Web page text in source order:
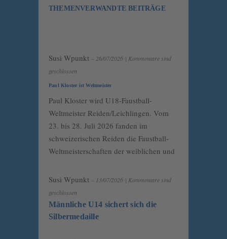
THEMENVERWANDTE BEITRÄGE
Susi Wpunkt – 26/07/2026 | Kommentare sind
geschlossen
Paul Kloster ist Weltmeister
Paul Kloster wird U18-Faustball-
Weltmeister Reiden/Leichlingen. Vom
23. bis 28. Juli 2026 fanden im
schweizerischen Reiden die Faustball-
Weltmeisterschaften der weiblichen und
Susi Wpunkt – 13/07/2026 | Kommentare sind
geschlossen
Männliche U14 sichert sich die
Silbermedaille